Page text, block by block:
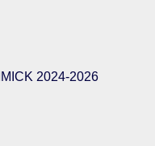
2024-2026